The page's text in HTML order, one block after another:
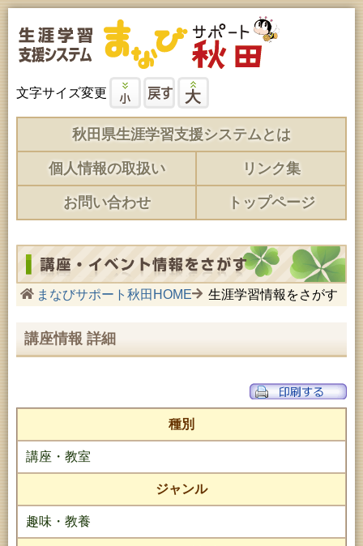
文字サイズ変更
秋田県生涯学習支援システムとは
個人情報の取扱い リンク集
お問い合わせ トップページ
まなびサポート秋田HOME 生涯学習情報をさがす
講座情報 詳細
種別
講座・教室
ジャンル
趣味・教養